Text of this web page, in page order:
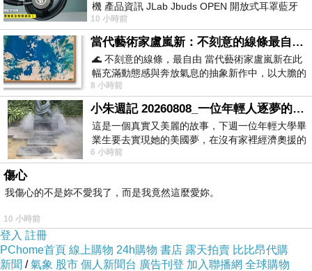
機 產品資訊 JLab Jbuds OPEN 開放式耳罩藍牙
耳機評語：非常有特色，值得喜愛美型工
10 小時前
當代藝術家盧嵐新：不刻意的線條最自由，讓色彩流動、筆觸自己說話
🌊 不刻意的線條，最自由 當代藝術家盧嵐新在此
幅充滿動態感與奔放氣息的抽象新作中，以大膽的
藍色顏料在白色畫布上揮灑、壓印與流淌
8 小時前
小朱週記 20260808_一位年輕人逐夢的真實故事
這是一個真實又美麗的故事，下週一位年輕大學畢
業生要去實現她的美國夢，在沒有家裡經濟奧援的
情況下，靠著自我努力工作累積出國基
6 小時前
傷心
我傷心的不是妳不愛我了，而是我竟然這麼愛妳。
10 小時前
登入 註冊
PChome首頁 線上購物 24h購物 書店 露天拍賣 比比昂代購
新聞 /氣象 股市 個人新聞台 廣告刊登 加入聯播網 全球購物